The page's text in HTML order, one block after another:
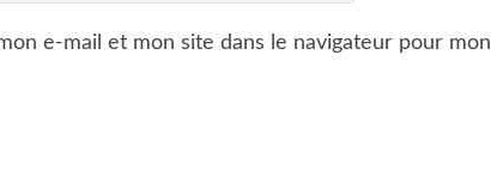
e-mail et mon site dans le navigateur pour mon